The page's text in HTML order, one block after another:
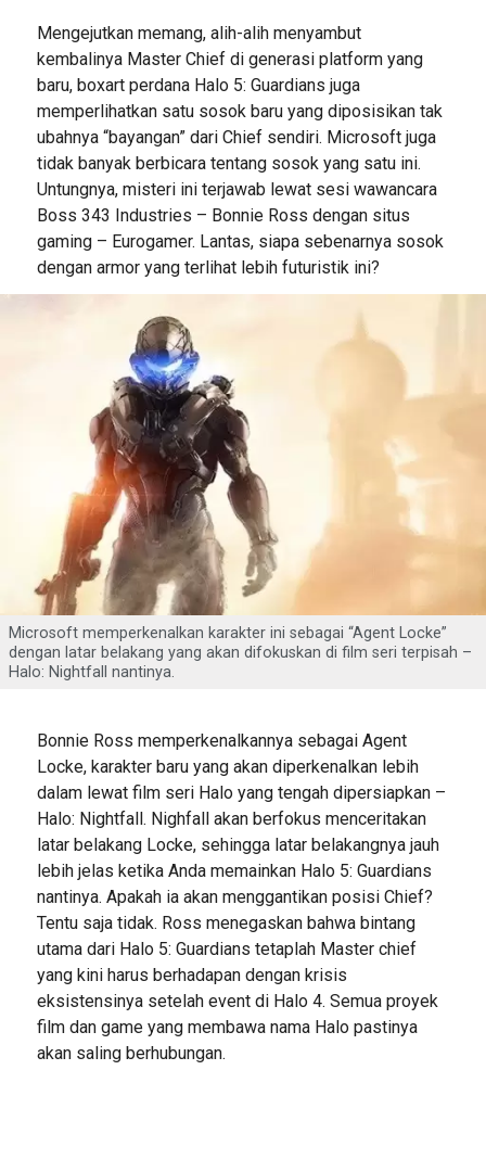
Mengejutkan memang, alih-alih menyambut
kembalinya Master Chief di generasi platform yang
baru, boxart perdana Halo 5: Guardians juga
memperlihatkan satu sosok baru yang diposisikan tak
ubahnya “bayangan” dari Chief sendiri. Microsoft juga
tidak banyak berbicara tentang sosok yang satu ini.
Untungnya, misteri ini terjawab lewat sesi wawancara
Boss 343 Industries – Bonnie Ross dengan situs
gaming – Eurogamer. Lantas, siapa sebenarnya sosok
dengan armor yang terlihat lebih futuristik ini?
Microsoft memperkenalkan karakter ini sebagai “Agent Locke”
dengan latar belakang yang akan difokuskan di film seri terpisah –
Halo: Nightfall nantinya.
Bonnie Ross memperkenalkannya sebagai Agent
Locke, karakter baru yang akan diperkenalkan lebih
dalam lewat film seri Halo yang tengah dipersiapkan –
Halo: Nightfall. Nighfall akan berfokus menceritakan
latar belakang Locke, sehingga latar belakangnya jauh
lebih jelas ketika Anda memainkan Halo 5: Guardians
nantinya. Apakah ia akan menggantikan posisi Chief?
Tentu saja tidak. Ross menegaskan bahwa bintang
utama dari Halo 5: Guardians tetaplah Master chief
yang kini harus berhadapan dengan krisis
eksistensinya setelah event di Halo 4. Semua proyek
film dan game yang membawa nama Halo pastinya
akan saling berhubungan.